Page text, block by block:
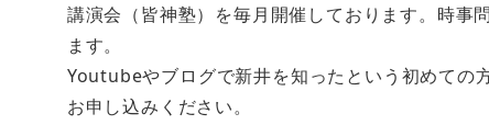
講演会（皆神塾）を毎月開催しております。時事
ます。
Youtubeやブログで新井を知ったという初めての
お申し込みください。